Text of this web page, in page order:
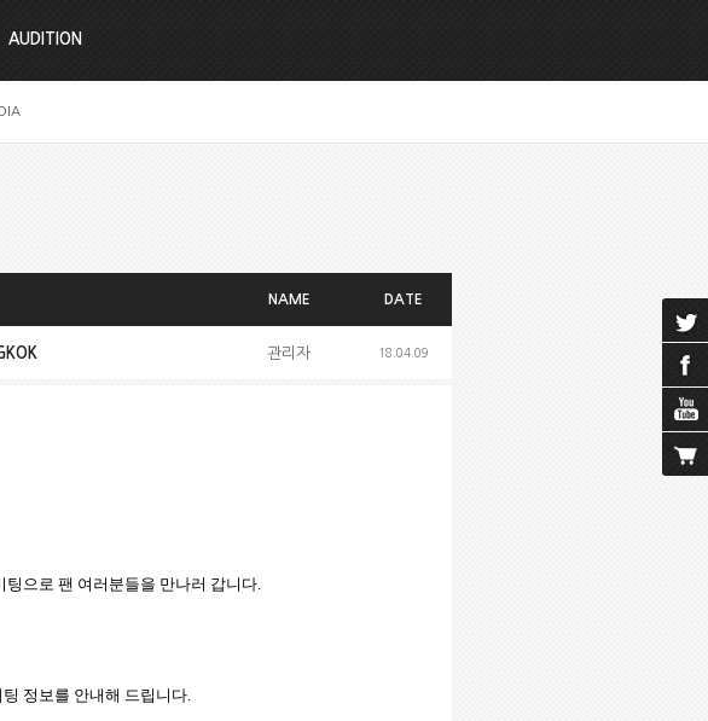
AUDITION
NAME DATE
관리자 18.04.09
팅으로 팬 여러분들을 만나러 갑니다
팅 정보를 안내해 드립니다.